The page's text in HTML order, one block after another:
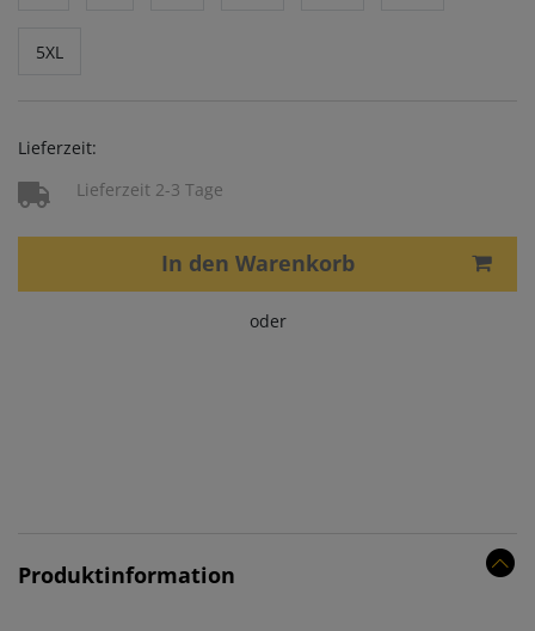
5XL
Lieferzeit:
Lieferzeit 2-3 Tage
In den Warenkorb
oder
Produktinformation